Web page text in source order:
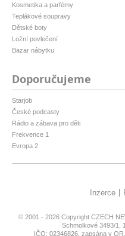
Kosmetika a parfémy
Teplákové soupravy
Dětské boty
Ložní povlečení
Bazar nábytku
Doporučujeme
Starjob
České podcasty
Rádio a zábava pro děti
Frekvence 1
Evropa 2
Inzerce
© 2001 - 2026 Copyright CZECH
Schmolkové 3493/1,
IČO: 02346826, zapsána v